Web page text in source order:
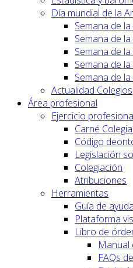
Día mundial de la
Semana de
Semana de
Semana de
Semana de
Semana de
Actualidad Colegios
Área profesional
Ejercicio
Carné Colegial
Código
Legislación
Colegiación
Atribuciones
Herramientas
Guía de
Plataforma
Libro de
Manual
FAQs